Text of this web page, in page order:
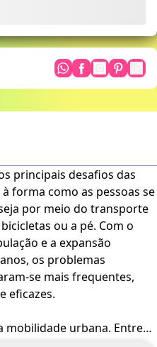
principais desafios das
forma como as pessoas se
por meio do transporte
ou a pé. Com o
e a expansão
os problemas
se mais frequentes,
eficazes.
mobilidade urbana. Entre